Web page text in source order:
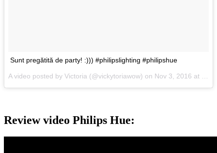
Sunt pregătită de party! :))) #philipslighting #philipshue
A video posted by Victoria (@vickytoriawow) on Nov 3, 2016 at 2:36pm PDT
Review video Philips Hue: